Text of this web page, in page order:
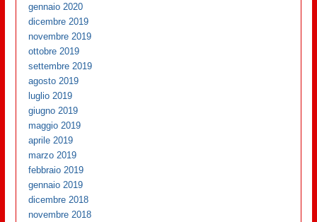
gennaio 2020
dicembre 2019
novembre 2019
ottobre 2019
settembre 2019
agosto 2019
luglio 2019
giugno 2019
maggio 2019
aprile 2019
marzo 2019
febbraio 2019
gennaio 2019
dicembre 2018
novembre 2018